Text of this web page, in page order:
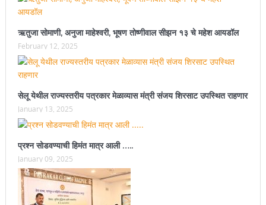
ऋतुजा सोमाणी, अनुजा माहेश्वरी, भूषण तोष्णीवाल सीझन १३ चे महेश आयडॉल
February 12, 2025
सेलू येथील राज्यस्तरीय पत्रकार मेळाव्यास मंत्री संजय शिरसाट उपस्थित राहणार
January 13, 2025
प्रश्न सोडवण्याची हिमंत मात्र आली …..
January 09, 2025